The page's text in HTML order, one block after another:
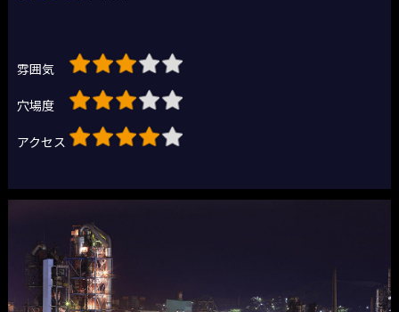
雰囲気
穴場度
アクセス